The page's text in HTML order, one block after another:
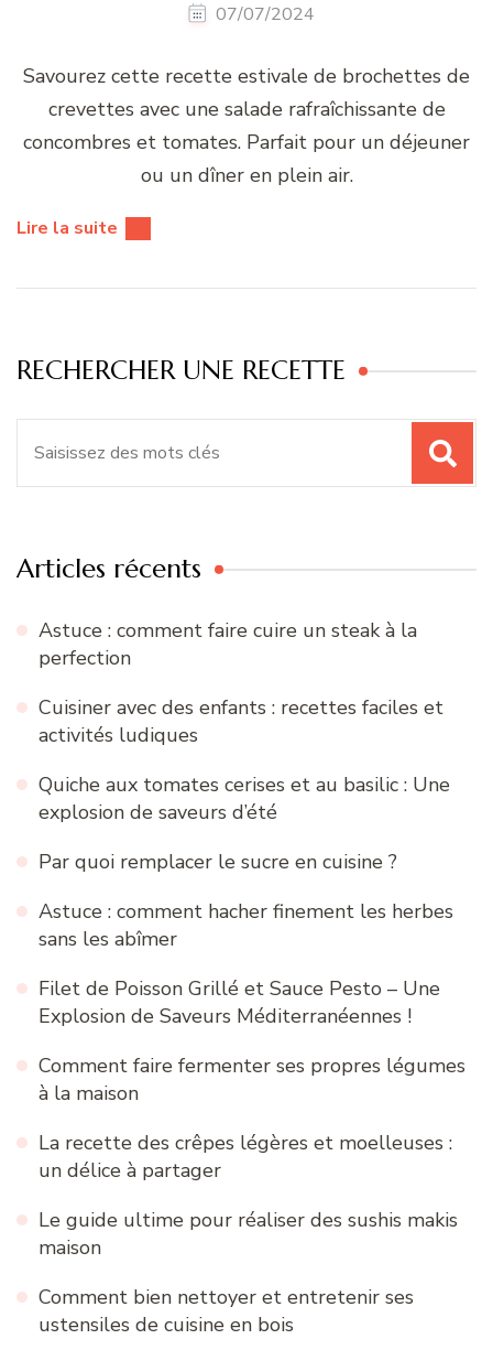
07/07/2024
Savourez cette recette estivale de brochettes de
crevettes avec une salade rafraîchissante de
concombres et tomates. Parfait pour un déjeuner
ou un dîner en plein air.
Lire la suite
RECHERCHER UNE RECETTE
Articles récents
Astuce : comment faire cuire un steak à la
perfection
Cuisiner avec des enfants : recettes faciles et
activités ludiques
Quiche aux tomates cerises et au basilic : Une
explosion de saveurs d’été
Par quoi remplacer le sucre en cuisine ?
Astuce : comment hacher finement les herbes
sans les abîmer
Filet de Poisson Grillé et Sauce Pesto – Une
Explosion de Saveurs Méditerranéennes !
Comment faire fermenter ses propres légumes
à la maison
La recette des crêpes légères et moelleuses :
un délice à partager
Le guide ultime pour réaliser des sushis makis
maison
Comment bien nettoyer et entretenir ses
ustensiles de cuisine en bois